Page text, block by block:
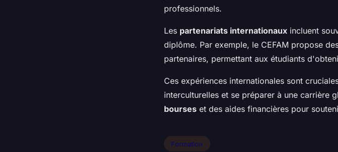
professionnels.
Les partenariats internationaux incluent
diplôme. Par exemple, le CEFAM propose
partenaires, permettant aux étudiants
Ces expériences internationales sont
interculturelles et se préparer à une carrière
bourses et des aides financières pour
Formation